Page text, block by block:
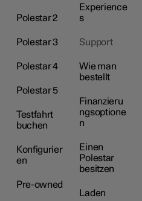
Polestar 2
Polestar 3
Polestar 4
Polestar 5
Testfahrt
buchen
Konfigurier
en
Pre-owned
Experience
s
Support
Wie man
bestellt
Finanzieru
ngsoptione
n
Einen
Polestar
besitzen
Laden